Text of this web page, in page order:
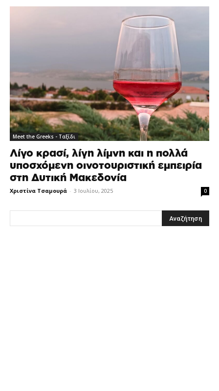
Meet the Greeks - Ταξίδι
Λίγο κρασί, λίγη λίμνη και η πολλά
υποσχόμενη οινοτουριστική εμπειρία
στη Δυτική Μακεδονία
Χριστίνα Τσαμουρά - 3 Ιουλίου, 2025 0